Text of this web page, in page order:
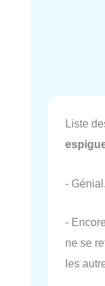
Liste
- Génial.
-
ne se
les